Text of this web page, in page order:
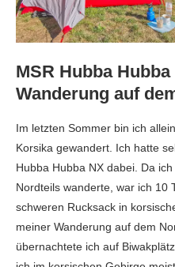
MSR Hubba
Wanderung auf
Im letzten Sommer bin ich
Korsika gewandert. Ich hatte
Hubba Hubba NX dabei. Da
Nordteils wanderte, war ich 10
schweren Rucksack in
meiner Wanderung auf dem
übernachtete ich auf